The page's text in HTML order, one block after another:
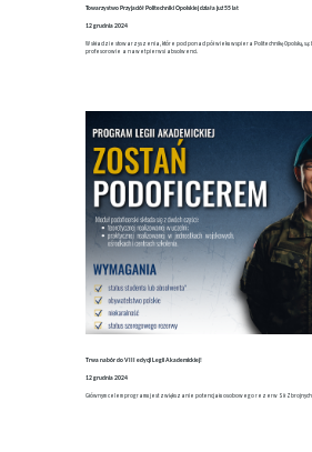
Towarzystwo Przyjaciół Politechniki Opolskiej działa już 55 lat
12 grudnia 2024
W składzie stowarzyszenia, które pod ponad pół wieku wspiera Politechnikę Opolską,
profesorowie a nawet pierwsi absolwenci.
Trwa nabór do VIII edycji Legii Akademickiej!
12 grudnia 2024
Głównym celem programu jest zwiększanie potencjału osobowego rezerw Sił Zbrojnych